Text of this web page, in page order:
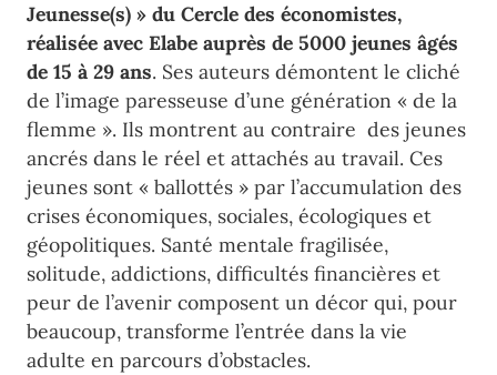
Jeunesse(s) » du Cercle des économistes,
réalisée avec Elabe auprès de 5000 jeunes âgés
de 15 à 29 ans. Ses auteurs démontent le cliché
de l’image paresseuse d’une génération « de la
flemme ». Ils montrent au contraire des jeunes
ancrés dans le réel et attachés au travail. Ces
jeunes sont « ballottés » par l’accumulation des
crises économiques, sociales, écologiques et
géopolitiques. Santé mentale fragilisée,
solitude, addictions, difficultés financières et
peur de l’avenir composent un décor qui, pour
beaucoup, transforme l’entrée dans la vie
adulte en parcours d’obstacles.